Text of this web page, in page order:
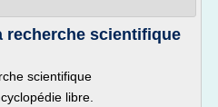
recherche scientifique
scientifique
libre.